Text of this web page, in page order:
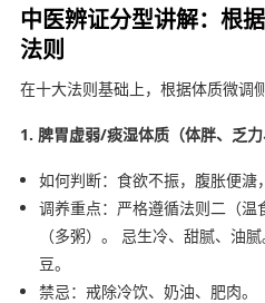
中医辨证分型讲解：根
法则
在十大法则基础上，根据体质微调
1. 脾胃虚弱/痰湿体质（体胖、乏力
如何判断：食欲不振，腹胀便溏
调养重点：严格遵循法则二（
（多粥）。 忌生冷、甜腻、油
豆。
禁忌：戒除冷饮、奶油、肥肉。